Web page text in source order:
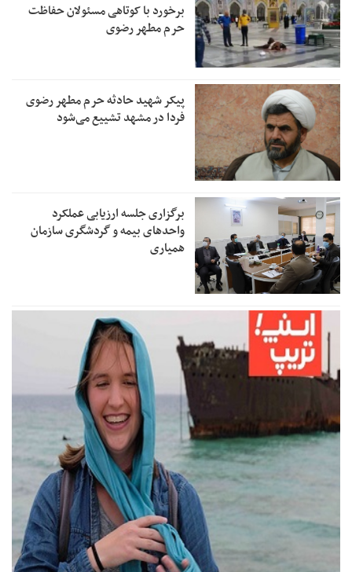
برخورد با کوتاهی مسئولان حفاظت
حرم مطهر رضوی
پیکر شهید حادثه حرم مطهر رضوی
فردا در مشهد تشییع می‌شود
برگزاری جلسه ارزیابی عملکرد
واحدهای بیمه و گردشگری سازمان
همیاری